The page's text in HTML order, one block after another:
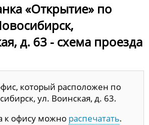
«Открытие» по
д. 63 - схема проезда
который расположен по
ул. Воинская, д. 63.
к офису можно распечатать.